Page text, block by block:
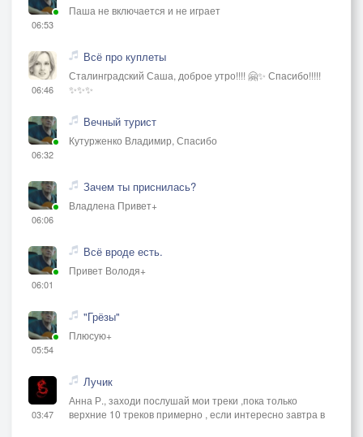
06:53
Паша не включается и не играет
06:46
Всё про куплеты
Сталинградский Саша, доброе утро!!!! 🤗✨ Спасибо!!!!!
✨✨✨
06:32
Вечный турист
Кутурженко Владимир, Спасибо
06:06
Зачем ты приснилась?
Владлена Привет+
06:01
Всё вроде есть.
Привет Володя+
05:54
"Грёзы"
Плюсую+
03:47
Лучик
Анна Р., заходи послушай мои треки ,пока только
верхние 10 треков примерно , если интересно завтра в